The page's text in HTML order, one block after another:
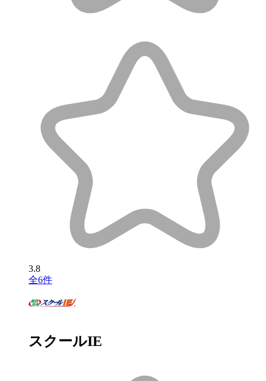
3.8
全6件
スクールIE